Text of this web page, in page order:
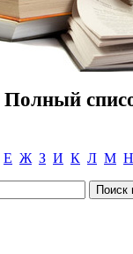
Полный
Е Ж З И К Л М Н